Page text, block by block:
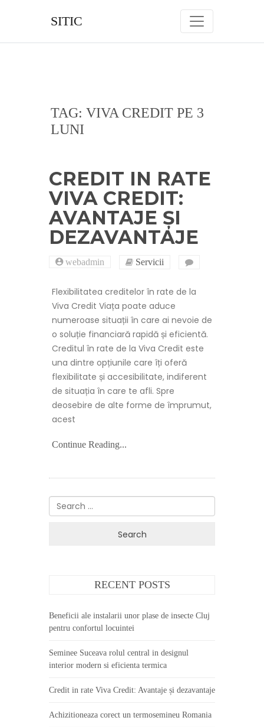
SITIC
TAG: VIVA CREDIT PE 3
LUNI
CREDIT IN RATE
VIVA CREDIT:
AVANTAJE ȘI
DEZAVANTAJE
webadmin Servicii
Avantaje
și
dezavantaje
Flexibilitatea creditelor în rate de la
Viva Credit Viața poate aduce
numeroase situații în care ai nevoie de
o soluție financiară rapidă și eficientă.
Creditul în rate de la Viva Credit este
una dintre opțiunile care îți oferă
flexibilitate și accesibilitate, indiferent
de situația în care te afli. Spre
deosebire de alte forme de împrumut,
acest
Continue Reading...
Search
for:
RECENT POSTS
Beneficii ale instalarii unor plase de insecte Cluj
pentru confortul locuintei
Seminee Suceava rolul central in designul
interior modern si eficienta termica
Credit in rate Viva Credit: Avantaje și dezavantaje
Achizitioneaza corect un termosemineu Romania